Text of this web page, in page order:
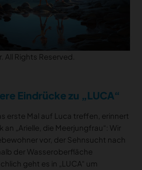
All Rights Reserved.
Eindrücke zu „LUCA“
erste Mal auf Luca treffen, erinnert
„Arielle, die Meerjungfrau“: Wir
vor, der Sehnsucht nach
der Wasseroberfläche
geht es in „LUCA“ um